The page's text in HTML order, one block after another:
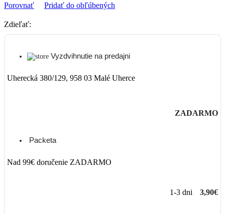
Porovnať Pridať do obľúbených
Zdieľať:
Vyzdvihnutie na predajni
Uherecká 380/129, 958 03 Malé Uherce
ZADARMO
Packeta
Nad 99€ doručenie ZADARMO
1-3 dni 3,90€